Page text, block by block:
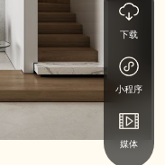
下载
小程序
媒体